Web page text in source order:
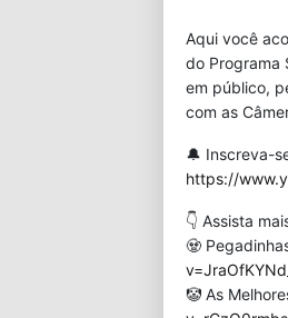
Aqui você
do Programa
em público,
com as
🔔 Inscreva-
https://
👇 Assista
🧟
🤡 As